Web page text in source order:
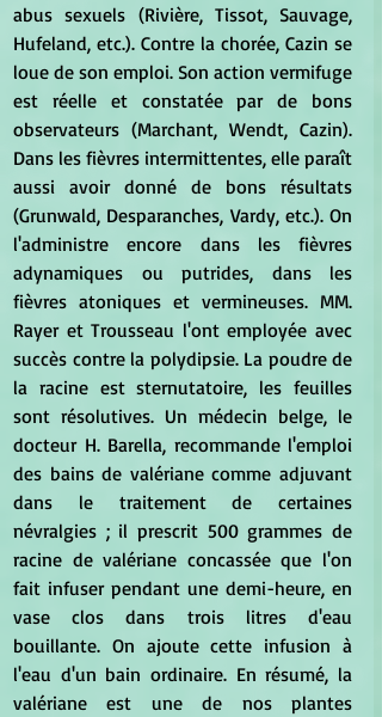
abus sexuels (Rivière, Tissot, Sauvage,
Hufeland, etc.). Contre la chorée, Cazin se
loue de son emploi. Son action vermifuge
est réelle et constatée par de bons
observateurs (Marchant, Wendt, Cazin).
Dans les fièvres intermittentes, elle paraît
aussi avoir donné de bons résultats
(Grunwald, Desparanches, Vardy, etc.). On
l'administre encore dans les fièvres
adynamiques ou putrides, dans les
fièvres atoniques et vermineuses. MM.
Rayer et Trousseau l'ont employée avec
succès contre la polydipsie. La poudre de
la racine est sternutatoire, les feuilles
sont résolutives. Un médecin belge, le
docteur H. Barella, recommande l'emploi
des bains de valériane comme adjuvant
dans le traitement de certaines
névralgies ; il prescrit 500 grammes de
racine de valériane concassée que l'on
fait infuser pendant une demi-heure, en
vase clos dans trois litres d'eau
bouillante. On ajoute cette infusion à
l'eau d'un bain ordinaire. En résumé, la
valériane est une de nos plantes